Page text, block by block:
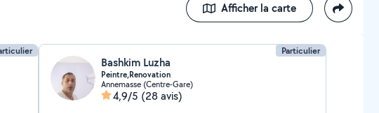
Afficher la carte
Particulier
Bashkim Luzha
Peintre,Renovation
Annemasse (Centre-Gare)
4,9/5 (28 avis)